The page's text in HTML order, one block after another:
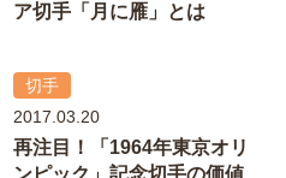
ア切手「月に雁」とは
切手
2017.03.20
再注目！「1964年東京オリ